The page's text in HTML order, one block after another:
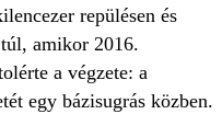
repülésen és
amikor 2016.
a végzete: a
egy bázisugrás közben.